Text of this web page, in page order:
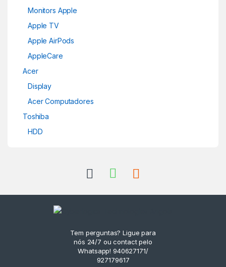
Monitors Apple
Apple TV
Apple AirPods
AppleCare
Acer
Display
Acer Computadores
Toshiba
HDD
Tem perguntas? Ligue para
nós 24/7 ou contact pelo
Whatsapp! 940627171/
927179617